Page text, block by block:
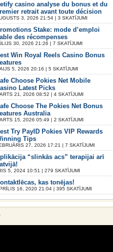
casino analyse du bonus et du
retrait avant toute décision
3, 2026 21:54 | 3 SKATĪJUMI
Stake: mode d’emploi
des récompenses
30, 2026 21:26 | 7 SKATĪJUMI
Win Royal Reels Casino Bonus
5, 2026 20:16 | 5 SKATĪJUMI
Choose Pokies Net Mobile
Latest Picks
21, 2026 08:52 | 4 SKATĪJUMI
Choose The Pokies Net Bonus
Australia
15, 2026 05:49 | 2 SKATĪJUMI
Try PayID Pokies VIP Rewards
Tips
27, 2026 17:21 | 7 SKATĪJUMI
“slinkās acs” terapijai arī
5, 2024 10:51 | 279 SKATĪJUMI
kas tonējas!
16, 2020 21:04 | 395 SKATĪJUMI